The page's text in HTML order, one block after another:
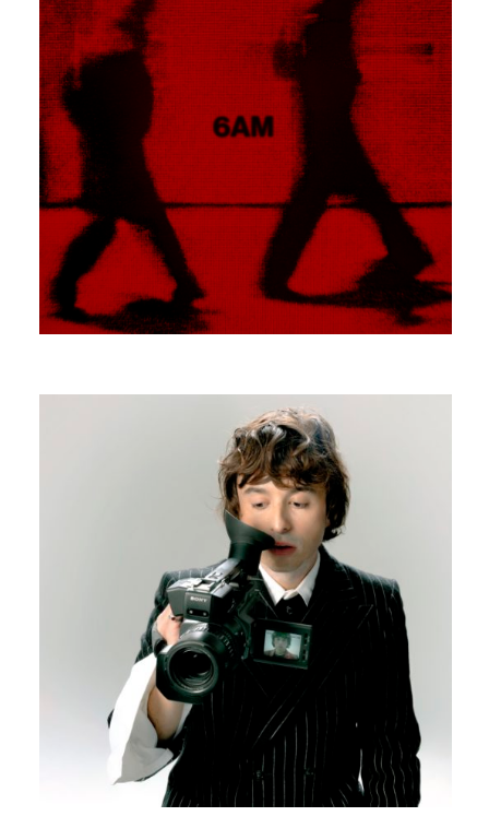
NOTJULIA
UN AUTRE QUE MOI
EDOUARD BIELLE